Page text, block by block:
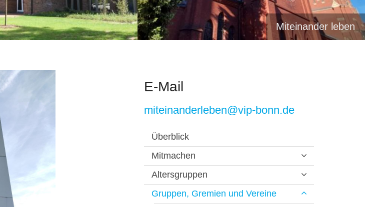
Miteinander leben
E-Mail
miteinanderleben@vip-bonn.de
Überblick
Mitmachen
Altersgruppen
Gruppen, Gremien und Vereine